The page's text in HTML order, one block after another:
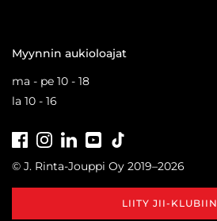
Myynnin aukioloajat
ma - pe 10 - 18
la 10 - 16
FacebookInstagramLinkedInYoutube
© J. Rinta-Jouppi Oy 2019–2026
LIITY JII-KLUBIIN